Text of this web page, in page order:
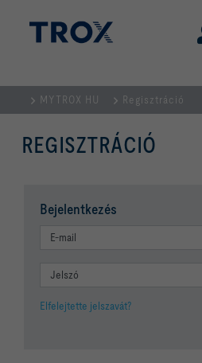
MYTROX HU Regisztráció
REGISZTRÁCIÓ
Bejelentkezés
Elfelejtette jelszavát?